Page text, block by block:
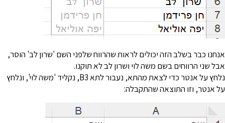
כבר בשלב הזה יכולים לראות שהרווח שלפני השם 'שרון לב' הוסר,
שני הרווחים בשם משה לוי ושרון לב לא תוקנו.
נלחץ על אנטר כדי לצאת מהתא, נעבור לתא B3, נקליד 'משה לוי', ונלחץ
אנטר, וזו התוצאה שהתקבלה: